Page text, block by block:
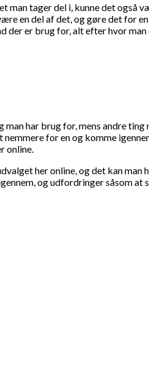
man tager del i, kunne det
en del af det, og gøre det for
der er brug for, alt efter hvor man
man har brug for, mens andre
for en og komme
online.
her online, og det kan
og udfordringer såsom